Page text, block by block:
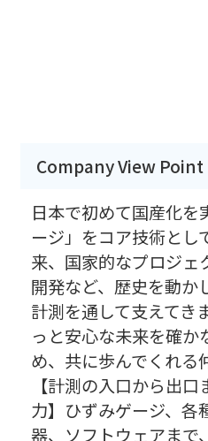
Company View Point
日本で初めて国産化を
ージ」をコア技術とし
来、国家的なプロジェ
開発など、歴史を動か
計測を通して支えてき
っと安心な未来を確か
め、共に歩んでくれる
【計測の入口から出
力】ひずみゲージ、各
器、ソフトウェアまで